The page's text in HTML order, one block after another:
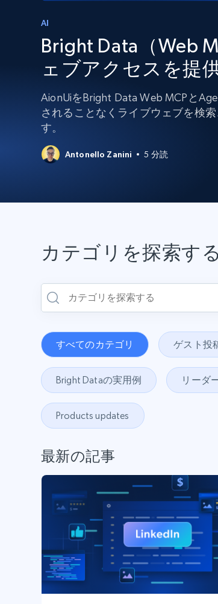
住宅用プロキシ
400M+ 実際のピア
バルIP
データセンタープ
効率的なデータ抽出
性の高いプロキシ
AI
Bright Data（Web
ェブアクセスを提
AionUiをBright Data Web MCPと
されることなくライブウェブを検
す。
Antonello Zanini 5 分読
カテゴリを探索する
すべてのカテゴリ ゲスト投
Bright Dataの実用例 リーダ
Products updates
最新の記事